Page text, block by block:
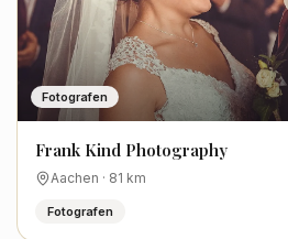
Fotografen
Frank Kind Photography
Aachen · 81 km
Fotografen